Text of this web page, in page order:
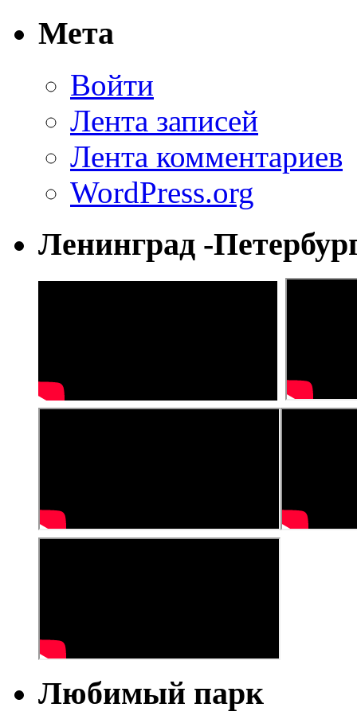
Мета
Войти
Лента записей
Лента комментариев
WordPress.org
Ленинград -
Любимый парк